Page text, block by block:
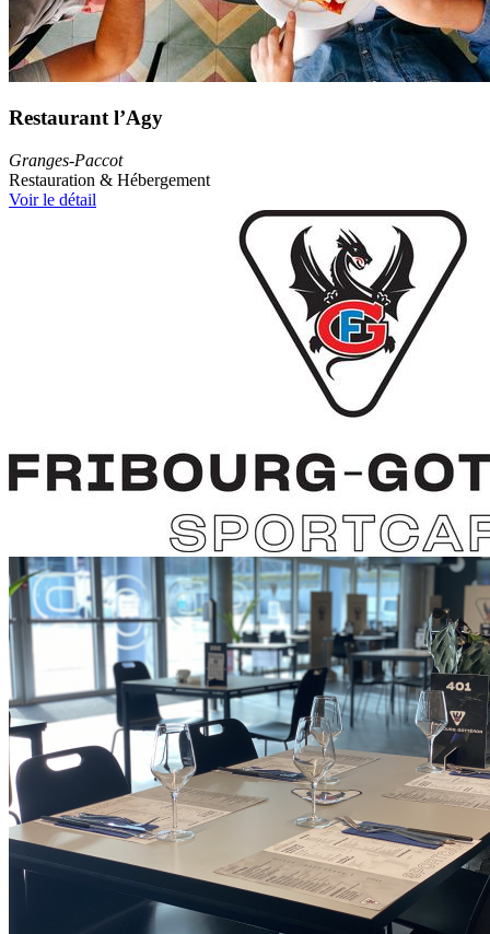
Restaurant l’Agy
Granges-Paccot
Restauration & Hébergement
Voir le détail